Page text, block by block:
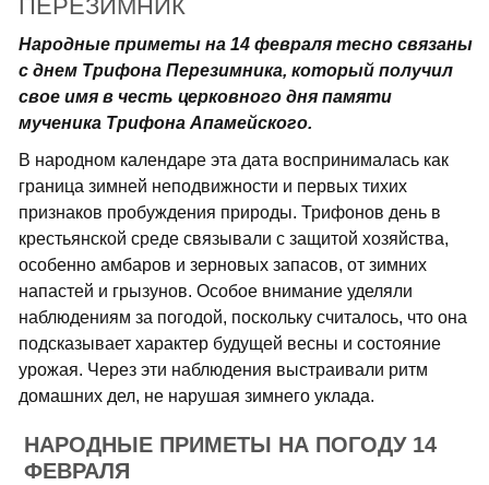
ПЕРЕЗИМНИК
Народные приметы на 14 февраля тесно связаны
с днем Трифона Перезимника, который получил
свое имя в честь церковного дня памяти
мученика Трифона Апамейского.
В народном календаре эта дата воспринималась как
граница зимней неподвижности и первых тихих
признаков пробуждения природы. Трифонов день в
крестьянской среде связывали с защитой хозяйства,
особенно амбаров и зерновых запасов, от зимних
напастей и грызунов. Особое внимание уделяли
наблюдениям за погодой, поскольку считалось, что она
подсказывает характер будущей весны и состояние
урожая. Через эти наблюдения выстраивали ритм
домашних дел, не нарушая зимнего уклада.
НАРОДНЫЕ ПРИМЕТЫ НА ПОГОДУ 14
ФЕВРАЛЯ